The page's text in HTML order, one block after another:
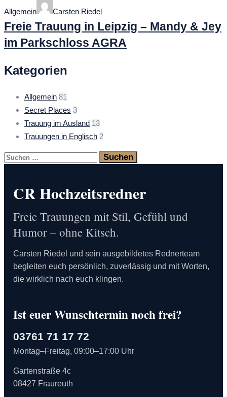
Allgemein
Carsten Riedel
Freie Trauung in Leipzig – Mandy & Jey
im Parkschloss AGRA
Kategorien
Allgemein 81
Secret Places 3
Trauung im Ausland 13
Trauungen in Englisch 2
Suchen
CR Hochzeitsredner
Freie Trauungen mit Stil, Gefühl und
Humor – ohne Kitsch.
Carsten Riedel und sein ausgebildetes Rednerteam
begleiten euch persönlich, zuverlässig und mit Worten,
die wirklich nach euch klingen.
Ist euer Wunschtermin noch frei?
03761 71 17 72
Montag–Freitag, 09:00–17:00 Uhr
Gartenstraße 4c
08427 Fraureuth